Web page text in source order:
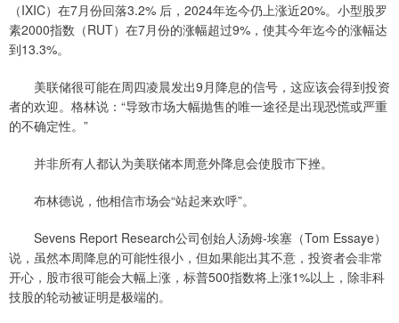
（IXIC）在7月份回落3.2% 后，2024年迄今仍上涨近20%。小型股罗
素2000指数（RUT）在7月份的涨幅超过9%，使其今年迄今的涨幅达
到13.3%。
美联储很可能在周四凌晨发出9月降息的信号，这应该会得到投资
者的欢迎。格林说：“导致市场大幅抛售的唯一途径是出现恐慌或严重
的不确定性。”
并非所有人都认为美联储本周意外降息会使股市下挫。
布林德说，他相信市场会“站起来欢呼”。
Sevens Report Research公司创始人汤姆-埃塞（Tom Essaye）
说，虽然本周降息的可能性很小，但如果能出其不意，投资者会非常
开心，股市很可能会大幅上涨，标普500指数将上涨1%以上，除非科
技股的轮动被证明是极端的。